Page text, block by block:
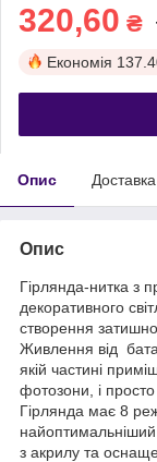
320,60 ₴
Економія
Опис Доставка
Опис
Гірлянда-нитка з
декоративного
створення
Живлення від
якій частині
фотозони, і
Гірлянда має 8
найоптимальніший
з акрилу та